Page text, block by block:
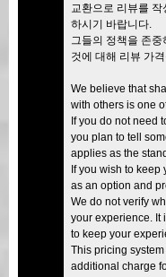
교환으로 리뷰를
하시기 바랍니다.
그들의 정책을 존
것에 대해 리뷰 가
We believe that
with others is one
If you do not need
you plan to tell
applies as the
If you wish to keep
as an option and
We do not verify
your experience. It
to keep your
This pricing
additional charge